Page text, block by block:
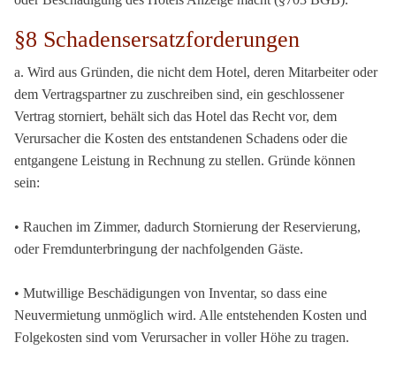
§8 Schadensersatzforderungen
a. Wird aus Gründen, die nicht dem Hotel, deren Mitarbeiter oder
dem Vertragspartner zu zuschreiben sind, ein geschlossener
Vertrag storniert, behält sich das Hotel das Recht vor, dem
Verursacher die Kosten des entstandenen Schadens oder die
entgangene Leistung in Rechnung zu stellen. Gründe können
sein:
• Rauchen im Zimmer, dadurch Stornierung der Reservierung,
oder Fremdunterbringung der nachfolgenden Gäste.
• Mutwillige Beschädigungen von Inventar, so dass eine
Neuvermietung unmöglich wird. Alle entstehenden Kosten und
Folgekosten sind vom Verursacher in voller Höhe zu tragen.